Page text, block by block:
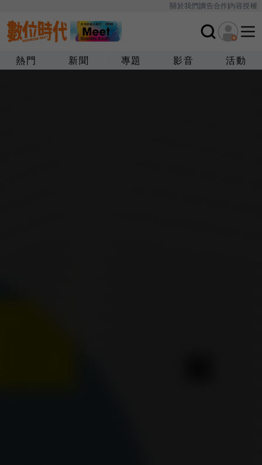
關於我們廣告合作內容授權
熱門 新聞 專題 影音 活動